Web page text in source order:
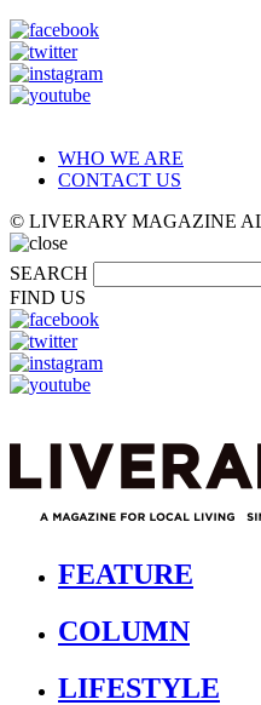
WHO WE ARE
CONTACT US
© LIVERARY MAGAZINE
SEARCH
FIND US
FEATURE
COLUMN
LIFESTYLE